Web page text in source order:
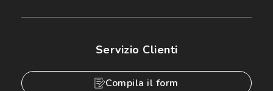
Servizio Clienti
Compila il form